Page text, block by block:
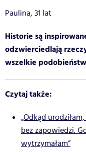
Paulina, 31 lat
Historie są
odzwierciedlają
wszelkie
Czytaj także:
„Odkąd
bez zapowiedzi.
wytrzymałam”